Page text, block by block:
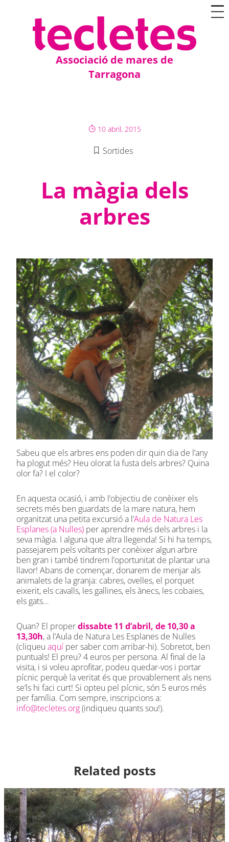
Associació de mares de
Tarragona
10 abril, 2015
Sortides
La màgia dels
arbres
Sabeu que els arbres ens poden dir quin dia de l’any
ha plogut més? Heu olorat la fusta dels arbres? Quina
olor fa? I el color?
En aquesta ocasió, i amb l’objectiu de conèixer els
secrets més ben guardats de la mare natura, hem
organitzat una petita excursió a l’Aula de Natura Les
Esplanes (a Nulles) per aprendre més dels arbres i la
seva màgia. I alguna que altra llegenda! Si hi ha temps,
passejarem pels voltants per conèixer algun arbre
ben gran i també tindrem l’oportunitat de plantar una
llavor! Abans de començar, donarem de menjar als
animalets de la granja: cabres, ovelles, el porquet
eixerit, els cavalls, les gallines, els ànecs, les cobaies,
els gats…
Quan? El properdissabte 11 d’abril, de 10,30 a
13,30h, a l’Aula de Natura Les Esplanes de Nulles
(cliqueu aquí per saber com arribar-hi). Sobretot, ben
puntuals! El preu? 4 euros per persona. Al final de la
visita, i si voleu aprofitar, podeu quedar-vos i portar
pícnic perquè la veritat és que provablement als nens
se’ls hi faci curt! Si opteu pel pícnic, són 5 euros més
per família. Com sempre, inscripcions a:
info@tecletes.org(indiqueu quants sou!).
Related posts